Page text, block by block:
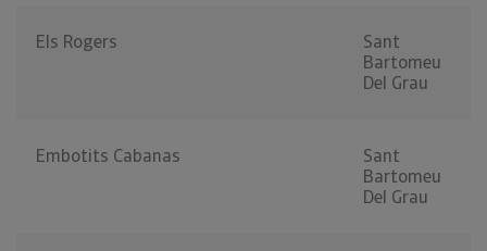
Els Rogers
Sant
Bartomeu
Del Grau
Embotits Cabanas
Sant
Bartomeu
Del Grau